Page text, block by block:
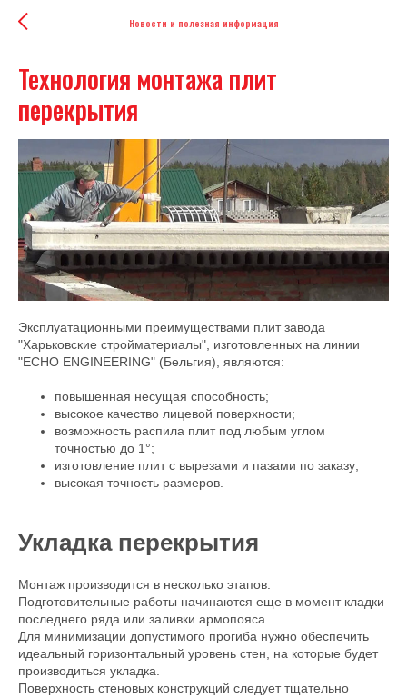
Новости и полезная информация
Технология монтажа плит
перекрытия
Эксплуатационными преимуществами плит завода
"Харьковские стройматериалы", изготовленных на линии
"ECHO ENGINEERING" (Бельгия), являются:
повышенная несущая способность;
высокое качество лицевой поверхности;
возможность распила плит под любым углом
точностью до 1°;
изготовление плит с вырезами и пазами по заказу;
высокая точность размеров.
Укладка перекрытия
Монтаж производится в несколько этапов.
Подготовительные работы начинаются еще в момент кладки
последнего ряда или заливки армопояса.
Для минимизации допустимого прогиба нужно обеспечить
идеальный горизонтальный уровень стен, на которые будет
производиться укладка.
Поверхность стеновых конструкций следует тщательно